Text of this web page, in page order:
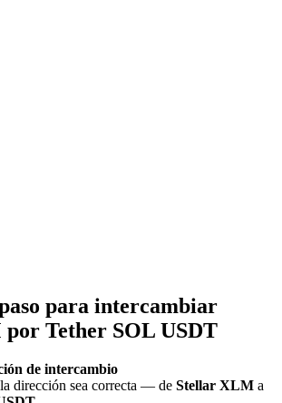
para intercambiar
Tether SOL USDT
de intercambio
dirección sea correcta — de Stellar XLM a